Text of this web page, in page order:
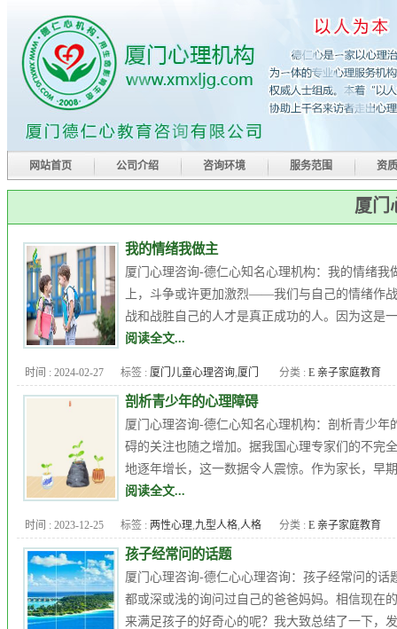
网站首页 公司介绍 咨询环境 服务范围 资
厦门
我的情绪我做主
厦门心理咨询-德仁心知名心理机构：我的情绪
上，斗争或许更加激烈——我们与自己的情绪作
战和战胜自己的人才是真正成功的人。因为这是
阅读全文...
时间 : 2024-02-27 标签 : 厦门儿童心理咨询,厦门
心理专家,厦门心理医生,厦门
心理咨询机构, 厦门心理培训课
程,厦门心理机构, 厦门青少年
心理辅导
分类 : E 亲子家庭教育
剖析青少年的心理障碍
厦门心理咨询-德仁心知名心理机构：剖析青少
碍的关注也随之增加。据我国心理专家们的不完
地逐年增长，这一数据令人震惊。作为家长，早
阅读全文...
时间 : 2023-12-25 标签 : 两性心理,九型人格,人格
障碍,厦门心理专家,厦门心理
医生,厦门心理咨询,厦门心理
培训课程 品行障碍,女人出轨,
子女教育 ,心理 心理医生
心理
分类 : E 亲子家庭教育
孩子经常问的话题
厦门心理咨询-德仁心心理咨询：孩子经常问的话
都或深或浅的询问过自己的爸爸妈妈。相信现在
来满足孩子的好奇心的呢？我大致总结了一下，